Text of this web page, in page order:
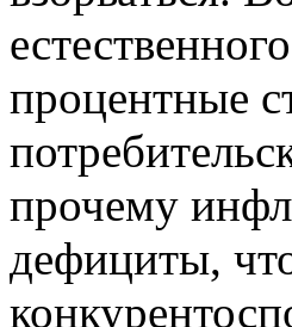
процентные
прочему
дефициты,